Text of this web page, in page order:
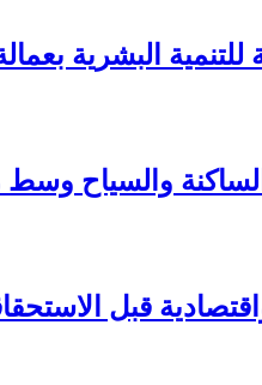
البشرية
الساكنة والسياح
قبل